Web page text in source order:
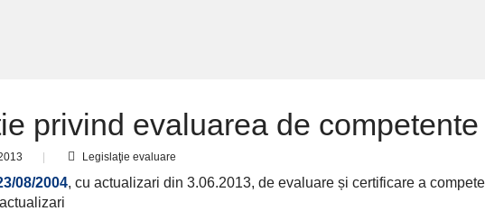
privind evaluarea de
Legislaţie evaluare
08/2004, cu actualizari din 3.06.2013, de evaluare și certificare a